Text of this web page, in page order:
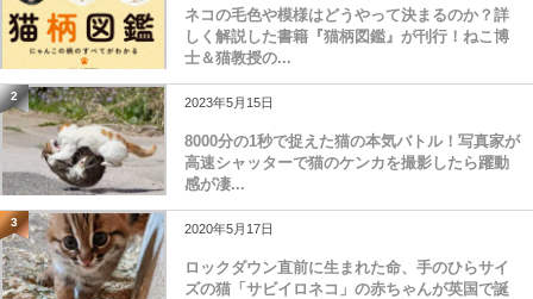
ネコの毛色や模様はどうやって決まるのか？詳
しく解説した書籍『猫柄図鑑』が刊行！ねこ博
士＆猫教授の...
2 2023年5月15日
8000分の1秒で捉えた猫の本気バトル！写真家が
高速シャッターで猫のケンカを撮影したら躍動
感が凄...
3 2020年5月17日
ロックダウン直前に生まれた命、手のひらサイ
ズの猫「サビイロネコ」の赤ちゃんが英国で誕